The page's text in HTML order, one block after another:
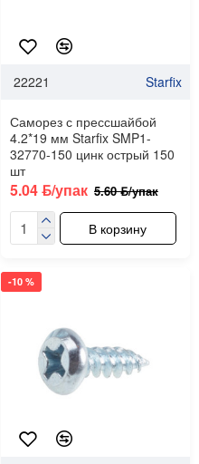
22221 Starfix
Саморез с прессшайбой
4.2*19 мм Starfix SMP1-
32770-150 цинк острый 150
шт
5.04 ƃ/упак 5.60 ƃ/упак
В корзину
-10 %